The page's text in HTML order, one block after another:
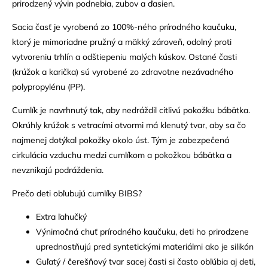
prirodzený vývin podnebia, zubov a ďasien.
Sacia časť je vyrobená zo 100%-ného prírodného kaučuku,
ktorý je mimoriadne pružný a mäkký zároveň, odolný proti
vytvoreniu trhlín a odštiepeniu malých kúskov. Ostané časti
(krúžok a karička) sú vyrobené zo zdravotne nezávadného
polypropylénu (PP).
Cumlík je navrhnutý tak, aby nedráždil citlivú pokožku bábätka.
Okrúhly krúžok s vetracími otvormi má klenutý tvar, aby sa čo
najmenej dotýkal pokožky okolo úst. Tým je zabezpečená
cirkulácia vzduchu medzi cumlíkom a pokožkou bábätka a
nevznikajú podráždenia.
Prečo deti obľubujú cumlíky BIBS?
Extra ľahučký
Výnimočná chuť prírodného kaučuku, deti ho prirodzene
uprednostňujú pred syntetickými materiálmi ako je silikón
Guľatý / čerešňový tvar sacej časti si často obľúbia aj deti,